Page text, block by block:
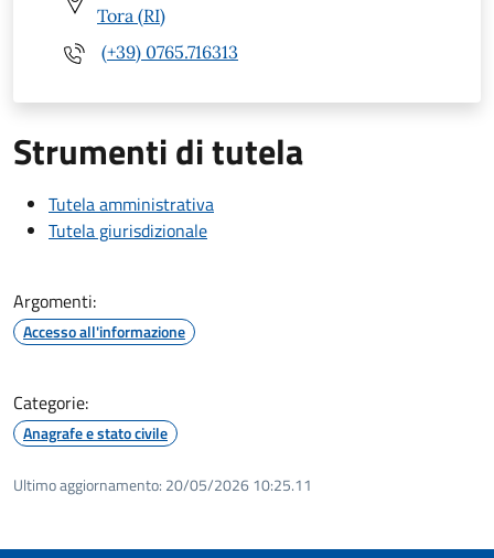
Tora (RI)
(+39) 0765.716313
Strumenti di tutela
Tutela amministrativa
Tutela giurisdizionale
Argomenti:
Accesso all'informazione
Categorie:
Anagrafe e stato civile
Ultimo aggiornamento: 20/05/2026 10:25.11